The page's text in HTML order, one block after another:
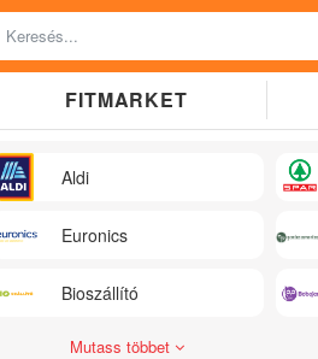
FITMARKET
Aldi
Euronics
Bioszállító
Mutass többet